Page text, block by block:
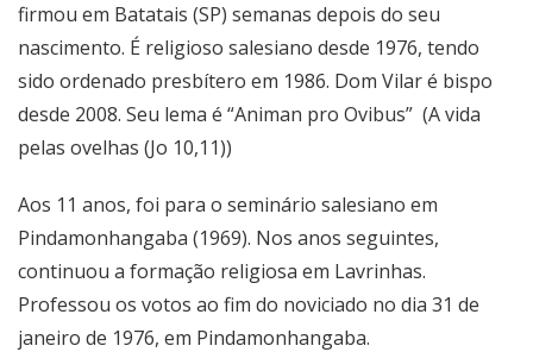
firmou em Batatais (SP) semanas depois do seu
nascimento. É religioso salesiano desde 1976, tendo
sido ordenado presbítero em 1986. Dom Vilar é bispo
desde 2008. Seu lema é “Animan pro Ovibus” (A vida
pelas ovelhas (Jo 10,11))
Aos 11 anos, foi para o seminário salesiano em
Pindamonhangaba (1969). Nos anos seguintes,
continuou a formação religiosa em Lavrinhas.
Professou os votos ao fim do noviciado no dia 31 de
janeiro de 1976, em Pindamonhangaba.